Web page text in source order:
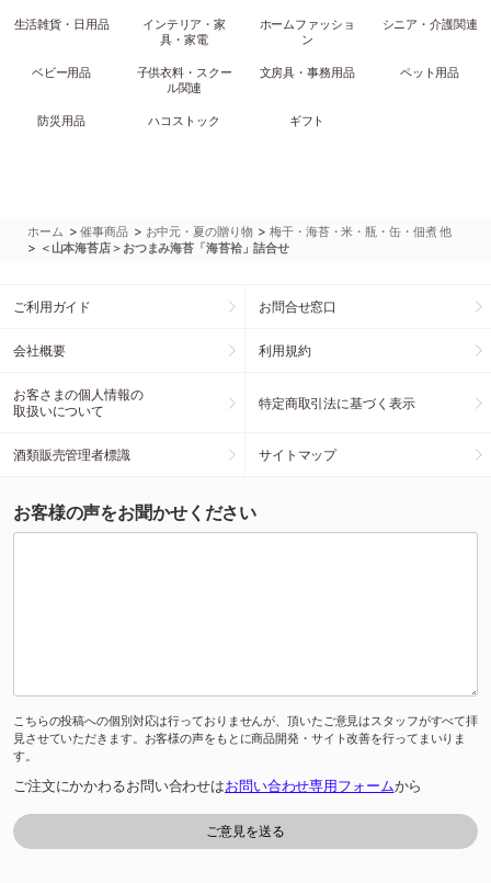
生活雑貨・日用品
インテリア・家
具・家電
ホームファッショ
ン
シニア・介護関連
ベビー用品
子供衣料・スクー
ル関連
文房具・事務用品 ペット用品
防災用品 ハコストック ギフト
ホーム >催事商品 > お中元・夏の贈り物 >梅干・海苔・米・瓶・缶・佃煮 他
> ＜山本海苔店＞おつまみ海苔「海苔袷」詰合せ
ご利用ガイド お問合せ窓口
会社概要 利用規約
お客さまの個人情報の
取扱いについて
特定商取引法に基づく表示
酒類販売管理者標識 サイトマップ
お客様の声をお聞かせください
こちらの投稿への個別対応は行っておりませんが、頂いたご意見はスタッフがすべて拝
見させていただきます。お客様の声をもとに商品開発・サイト改善を行ってまいりま
す。
ご注文にかかわるお問い合わせはお問い合わせ専用フォームから